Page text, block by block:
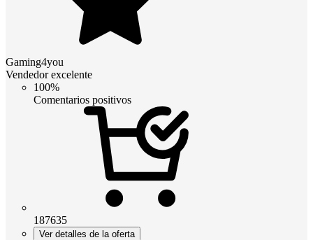
Gaming4you
Vendedor excelente
100%
Comentarios positivos
187635
Ver detalles de la oferta